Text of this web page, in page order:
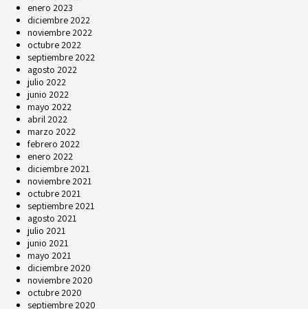
enero 2023
diciembre 2022
noviembre 2022
octubre 2022
septiembre 2022
agosto 2022
julio 2022
junio 2022
mayo 2022
abril 2022
marzo 2022
febrero 2022
enero 2022
diciembre 2021
noviembre 2021
octubre 2021
septiembre 2021
agosto 2021
julio 2021
junio 2021
mayo 2021
diciembre 2020
noviembre 2020
octubre 2020
septiembre 2020